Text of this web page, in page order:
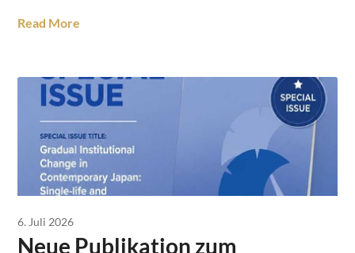
Read More
6. Juli 2026
Neue Publikation zum